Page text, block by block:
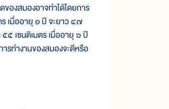
องสมองอาจทำได้โดยการ
เมื่ออายุ ๑ ปี จะยาว ๔๗
๕ เซนติเมตร เมื่ออายุ ๖ ปี
รทำงานของสมองจะดีหรือ